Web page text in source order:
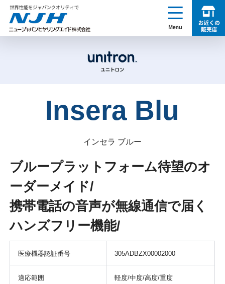
NJH ニュージャパンヒヤリングエイド株式会社
お近くの販売店を探す
Insera Blu
インセラ ブルー
ブループラットフォーム待望のオ
ーダーメイド/
携帯電話の音声が無線通信で届く
ハンズフリー機能/
医療機器認証番号 305ADBZX00002000
適応範囲 軽度/中度/高度/重度